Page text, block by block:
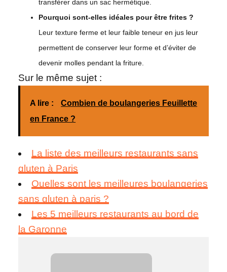
transférer dans un sac hermétique.
Pourquoi sont-elles idéales pour être frites ?
Leur texture ferme et leur faible teneur en jus leur
permettent de conserver leur forme et d’éviter de
devenir molles pendant la friture.
Sur le même sujet :
A lire :
Combien de boulangeries Feuillette
en France ?
La liste des meilleurs restaurants sans
gluten à Paris
Quelles sont les meilleures boulangeries
sans gluten à paris ?
Les 5 meilleurs restaurants au bord de
la Garonne